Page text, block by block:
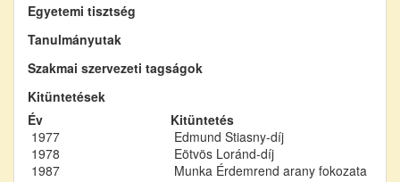
Egyetemi tisztség
Tanulmányutak
Szakmai szervezeti tagságok
Kitüntetések
Év
Kitüntetés
1977
Edmund Stiasny-díj
1978
Eötvös Loránd-díj
1987
Munka Érdemrend arany fokozata